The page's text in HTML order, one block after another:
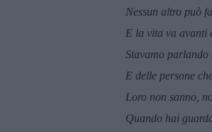
Nessun altro può
E la vita va avanti
Stavamo parlando
E delle persone
Loro non sanno,
Quando hai